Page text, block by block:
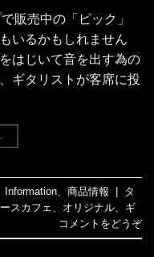
販売中の「ピック」
いるかもしれません
はじいて音を出す為の
ギタリストが客席に投
Information 商品情報 | タ
スカフェ オリジナル
ギ
コメントをどうぞ